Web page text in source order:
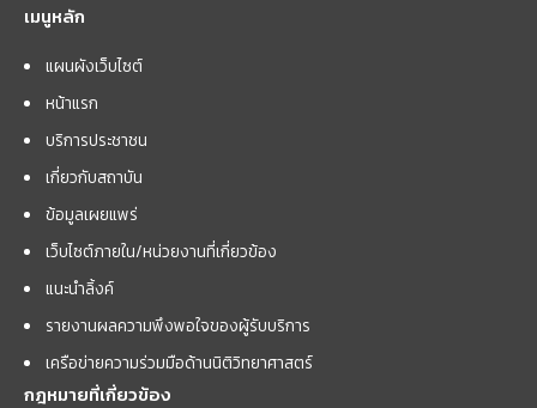
เมนูหลัก
แผนผังเว็บไซต์
หน้าแรก
บริการประชาชน
เกี่ยวกับสถาบัน
ข้อมูลเผยแพร่
เว็บไซต์ภายใน/หน่วยงานที่เกี่ยวข้อง
แนะนำลิ้งค์
รายงานผลความพึงพอใจของผู้รับบริการ
เครือข่ายความร่วมมือด้านนิติวิทยาศาสตร์
กฎหมายที่เกี่ยวข้อง